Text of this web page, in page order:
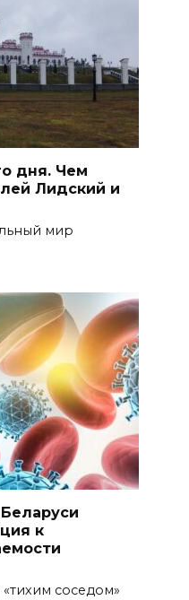
дня. Чем
Лидский и
мир
к
«тихим соседом»